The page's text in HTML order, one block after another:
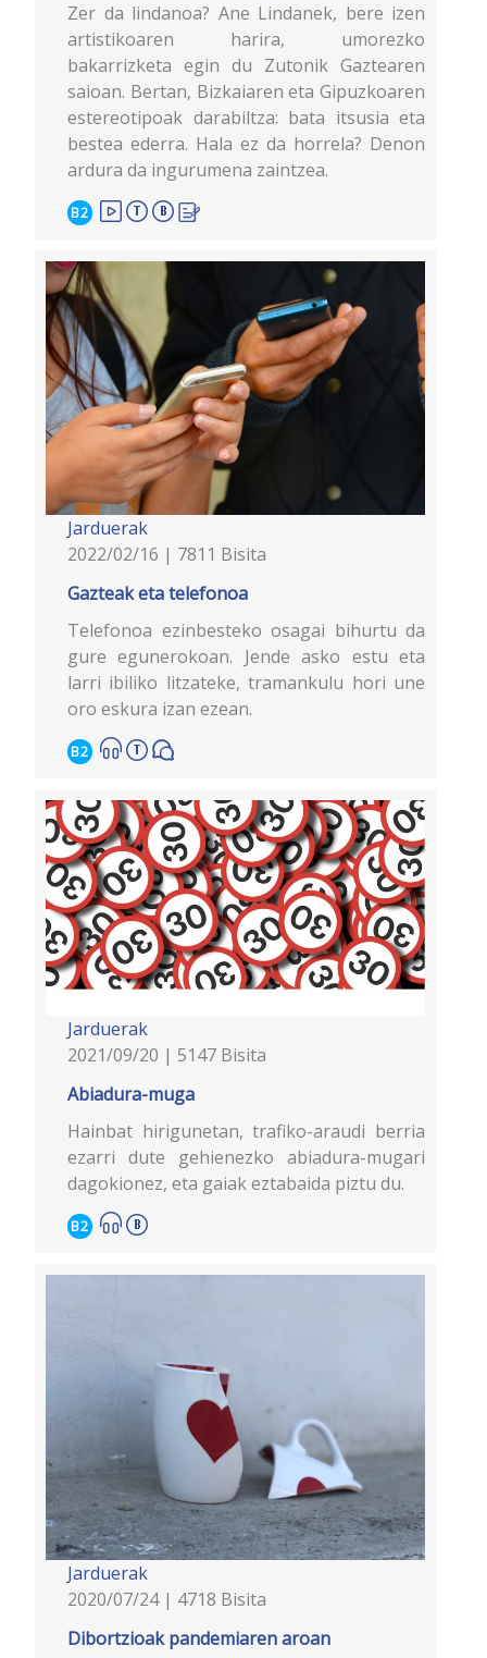
Zer da lindanoa? Ane Lindanek, bere izen
artistikoaren harira, umorezko
bakarrizketa egin du Zutonik Gaztearen
saioan. Bertan, Bizkaiaren eta Gipuzkoaren
estereotipoak darabiltza: bata itsusia eta
bestea ederra. Hala ez da horrela? Denon
ardura da ingurumena zaintzea.
B2
Jarduerak
2022/02/16 | 7811 Bisita
Gazteak eta telefonoa
Telefonoa ezinbesteko osagai bihurtu da
gure egunerokoan. Jende asko estu eta
larri ibiliko litzateke, tramankulu hori une
oro eskura izan ezean.
B2
Jarduerak
2021/09/20 | 5147 Bisita
Abiadura-muga
Hainbat hirigunetan, trafiko-araudi berria
ezarri dute gehienezko abiadura-mugari
dagokionez, eta gaiak eztabaida piztu du.
B2
Jarduerak
2020/07/24 | 4718 Bisita
Dibortzioak pandemiaren aroan